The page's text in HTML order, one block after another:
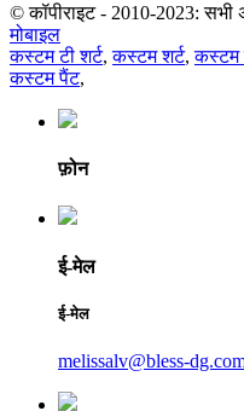
© कॉपीराइट - 2010-2023: सभी
मोबाइल
कस्टम टी शर्ट,कस्टम शर्ट,कस्टम
कस्टम पैंट,
फ़ोन
ई-मेल
ई-मेल
melissalv@bless-